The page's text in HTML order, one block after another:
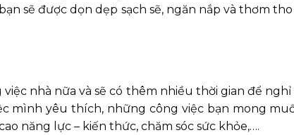
sẽ được dọn dẹp sạch sẽ, ngăn nắp và thơm
nhà nữa và sẽ có thêm nhiều thời gian để nghỉ
mình yêu thích, những công việc bạn mong
năng lực – kiến thức, chăm sóc sức khỏe,….